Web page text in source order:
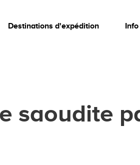
Destinations d'expédition
saoudite